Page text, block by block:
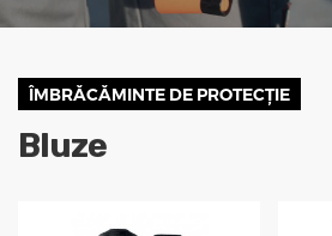
ÎMBRĂCĂMINTE DE PROTECȚIE
Bluze